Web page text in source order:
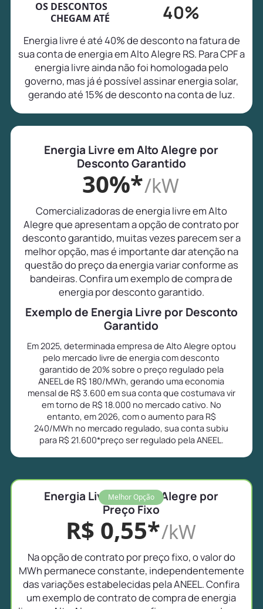
OS DESCONTOS
CHEGAM ATÉ
40%
Energia livre é até 40% de desconto na fatura de
sua conta de energia em Alto Alegre RS. Para CPF a
energia livre ainda não foi homologada pelo
governo, mas já é possível assinar energia solar,
gerando até 15% de desconto na conta de luz.
Energia Livre em Alto Alegre por
Desconto Garantido
30%*/kW
Comercializadoras de energia livre em Alto
Alegre que apresentam a opção de contrato por
desconto garantido, muitas vezes parecem ser a
melhor opção, mas é importante dar atenção na
questão do preço da energia variar conforme as
bandeiras. Confira um exemplo de compra de
energia por desconto garantido.
Exemplo de Energia Livre por Desconto
Garantido
Em 2025, determinada empresa de Alto Alegre optou
pelo mercado livre de energia com desconto
garantido de 20% sobre o preço regulado pela
ANEEL de R$ 180/MWh, gerando uma economia
mensal de R$ 3.600 em sua conta que costumava vir
em torno de R$ 18.000 no mercado cativo. No
entanto, em 2026, com o aumento para R$
240/MWh no mercado regulado, sua conta subiu
para R$ 21.600*preço ser regulado pela ANEEL.
Melhor Opção
Energia Livre em Alto Alegre por
Preço Fixo
R$ 0,55*/kW
Na opção de contrato por preço fixo, o valor do
MWh permanece constante, independentemente
das variações estabelecidas pela ANEEL. Confira
um exemplo de contrato de compra de energia